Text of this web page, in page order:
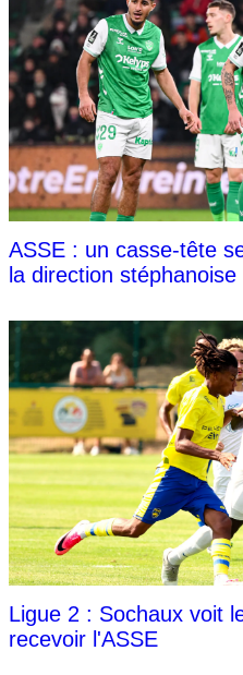
ASSE : un casse-tête
la direction stéphanoise
Ligue 2 : Sochaux voit
recevoir l'ASSE